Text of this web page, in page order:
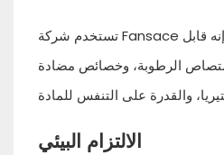
تستخدم شركة Fansace نسيج البلاستيك المحيطي المعاد تدويره، المصنوع من زجاجات بلاستيكية والمنسوج خصيصًا لتوفير الراحة المثالية. إنه قابل
وامتصاص الرطوبة، وخصائص مضادة
الالتزام البيئي